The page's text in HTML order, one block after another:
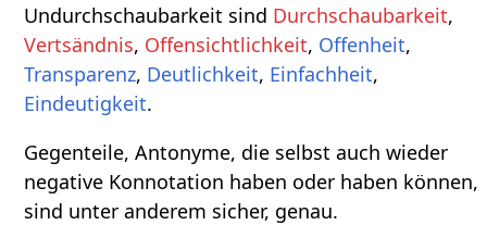
Undurchschaubarkeit sind Durchschaubarkeit,
Vertsändnis, Offensichtlichkeit, Offenheit,
Transparenz, Deutlichkeit, Einfachheit,
Eindeutigkeit.
Gegenteile, Antonyme, die selbst auch wieder
negative Konnotation haben oder haben können,
sind unter anderem sicher, genau.